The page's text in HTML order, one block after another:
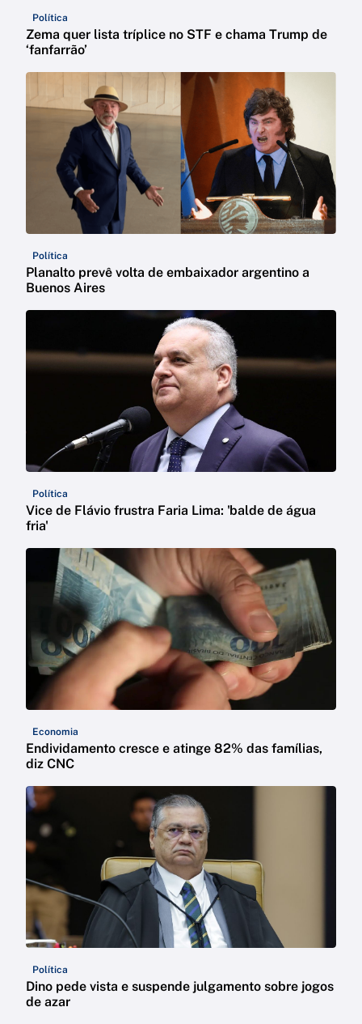
Política
Zema quer lista tríplice no STF e chama Trump de
‘fanfarrão’
Política
Planalto prevê volta de embaixador argentino a
Buenos Aires
Política
Vice de Flávio frustra Faria Lima: 'balde de água
fria'
Economia
Endividamento cresce e atinge 82% das famílias,
diz CNC
Política
Dino pede vista e suspende julgamento sobre jogos
de azar